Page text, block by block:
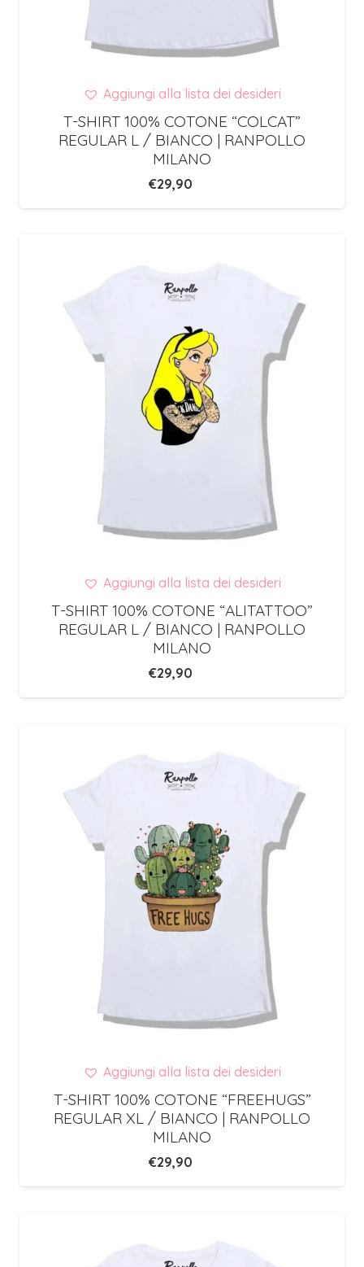
Aggiungi alla lista dei desideri
T-SHIRT 100% COTONE “COLCAT”
REGULAR L / BIANCO | RANPOLLO
MILANO
€29,90
Aggiungi alla lista dei desideri
T-SHIRT 100% COTONE “ALITATTOO”
REGULAR L / BIANCO | RANPOLLO
MILANO
€29,90
Aggiungi alla lista dei desideri
T-SHIRT 100% COTONE “FREEHUGS”
REGULAR XL / BIANCO | RANPOLLO
MILANO
€29,90